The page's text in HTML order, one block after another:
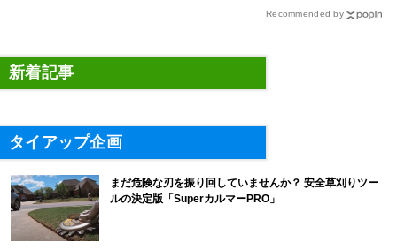
Recommended by
新着記事
タイアップ企画
まだ危険な刃を振り回していませんか？ 安全草刈りツー
ルの決定版「SuperカルマーPRO」